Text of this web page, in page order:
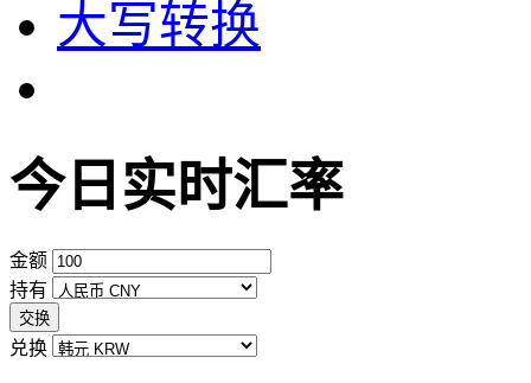
大写转换
今日实时汇率
金额
持有
交换
兑换